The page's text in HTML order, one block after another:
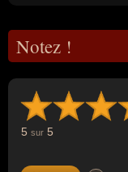
Notez !
5 sur 5